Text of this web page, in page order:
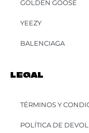
GOLDEN GOOSE
YEEZY
BALENCIAGA
LEGAL
TÉRMINOS Y
POLÍTICA DE